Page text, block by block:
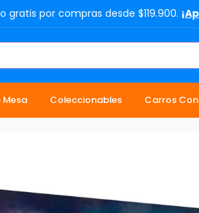
gratis por compras desde $119.900.
Coleccionables Carros